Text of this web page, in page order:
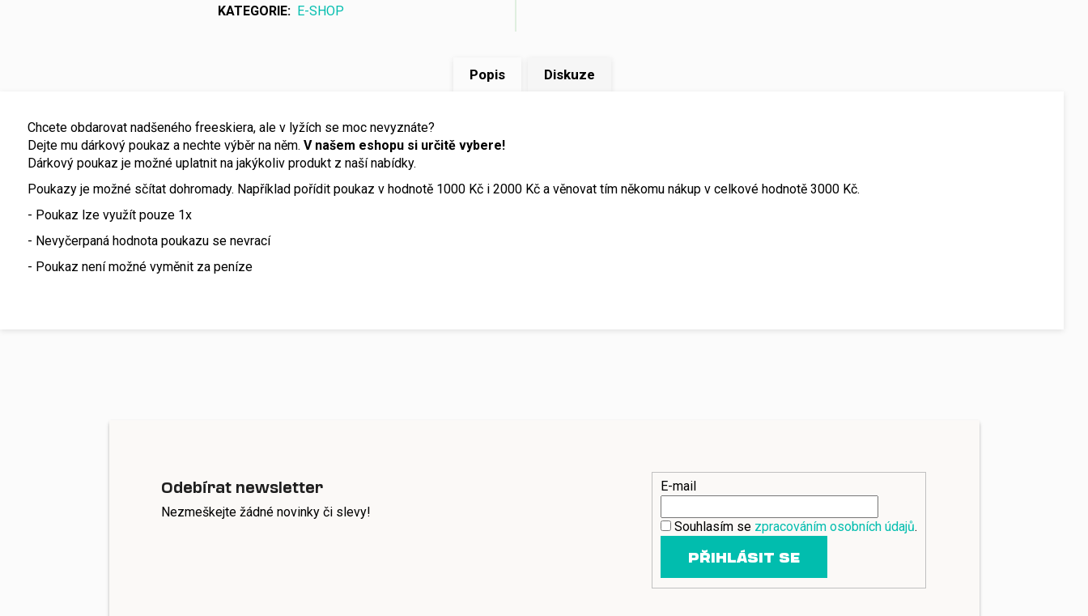
KATEGORIE: E-SHOP
Popis Diskuze
Chcete obdarovat nadšeného freeskiera, ale v lyžích se moc nevyznáte?
Dejte mu dárkový poukaz a nechte výběr na něm. V našem eshopu si určitě vybere!
Dárkový poukaz je možné uplatnit na jakýkoliv produkt z naší nabídky.
Poukazy je možné sčítat dohromady. Například pořídit poukaz v hodnotě 1000 Kč i 2000 Kč a věnovat tím někomu nákup v celkové hodnotě 3000 Kč.
- Poukaz lze využít pouze 1x
- Nevyčerpaná hodnota poukazu se nevrací
- Poukaz není možné vyměnit za peníze
Odebírat newsletter
Nezmeškejte žádné novinky či slevy!
E-mail
Souhlasím se zpracováním osobních údajů.
PŘIHLÁSIT SE